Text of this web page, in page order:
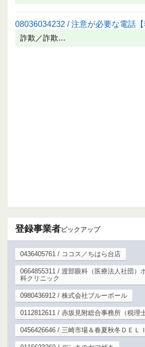
08036034232 / 注意が必要な電話【
詐欺／詐欺…
登録事業者ピックアップ
0436405761 / ココス／ちはら台店
0664855311 / 渡部眼科（医療法人社団）
科クリニック
0980436912 / 株式会社ブルーボール
0112812611 / 赤坂見附総合事務所（税理
0456426646 / 三崎市場＆春夏秋冬ＤＥＬＩ